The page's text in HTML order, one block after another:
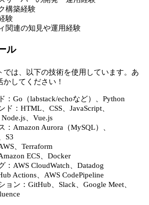
構築経験
験
関連の知見や運用経験
ル
では、以下の技術を使用しています。あ
してください！
：Go（labstack/echoなど）、Python
ド：HTML、CSS、JavaScript、
、Vue.js
：Amazon Aurora（MySQL）、
S3
、Terraform
ECS、Docker
：AWS CloudWatch、Datadog
Actions、AWS CodePipeline
ョン：GitHub、Slack、Google Meet、